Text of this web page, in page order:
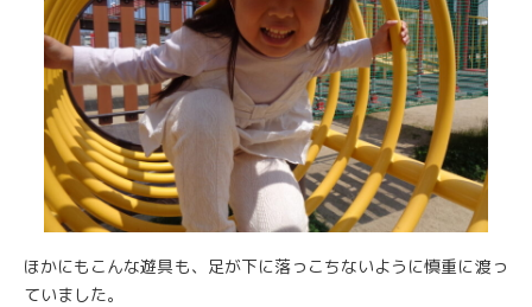
ほかにもこんな遊具も、足が下に落っこちないように慎重に渡っ
ていました。